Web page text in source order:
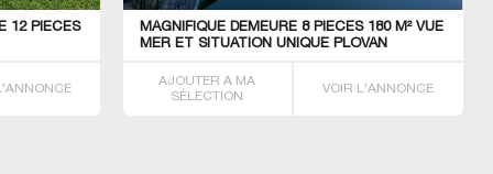
12 PIECES
MAGNIFIQUE DEMEURE 8 PIECES 180 M² VUE
MER ET SITUATION UNIQUE PLOVAN
AJOUTER A MA
SÉLECTION
VOIR L'ANNONCE
53 M²
TRES BEL APPARTEMENT T4 90 M² SIX-
FOURS-LES-PLAGES
AJOUTER A MA
SÉLECTION
VOIR L'ANNONCE